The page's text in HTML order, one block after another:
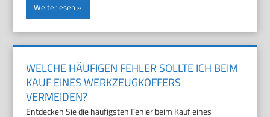
Weiterlesen
WELCHE HÄUFIGEN FEHLER SOLLTE ICH BEIM
KAUF EINES WERKZEUGKOFFERS
VERMEIDEN?
Entdecken Sie die häufigsten Fehler beim Kauf eines